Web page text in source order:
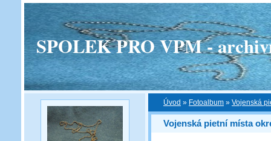
SPOLEK PRO VPM -
Úvod » Fotoalbum » Vojenská
Vojenská pietní místa